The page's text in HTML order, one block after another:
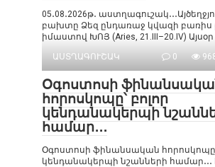
05․08․2026թ․
բախտը Ձեզ ընդառաջ կվազի բառիս
իմաստով ԽՈՅ (Aries, 21.III–20.IV) Այսօր
ԱՍՏՂԱԳՈՒՇԱԿ
0
Օգոստոսի
հորոսկոպը՝ բոլոր
կենդանակերպի
համար․․․
Օգոստոսի ֆինանսական հորոսկոպը՝
կենդանակերպի նշանների համար․․․